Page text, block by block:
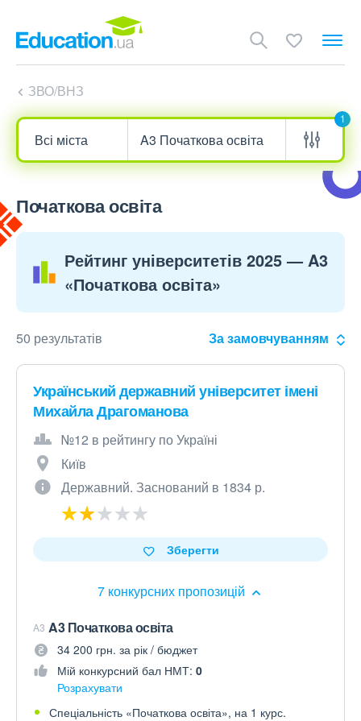
ЗВО/ВНЗ
1
Початкова освіта
Рейтинг університетів 2025 — A3
«Початкова освіта»
50 результатів За замовчуванням
Український державний університет імені
Михайла Драгоманова
№12 в рейтингу по Україні
Київ
Державний. Заснований в 1834 р.
7 конкурсних пропозицій
Зберегти
A3 A3 Початкова освіта
34 200 грн. за рік / бюджет
Мій конкурсний бал НМТ: 0
Розрахувати
Спеціальність «Початкова освіта», на 1 курс.